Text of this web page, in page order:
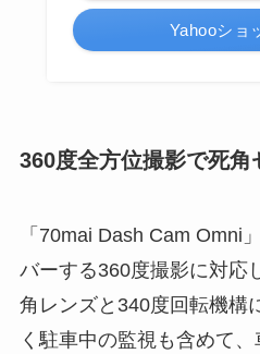
Yahooショ
360度全方位撮影で死角
「70mai Dash Cam Omni
バーする360度撮影に対応
角レンズと340度回転機構
く駐車中の監視も含めて